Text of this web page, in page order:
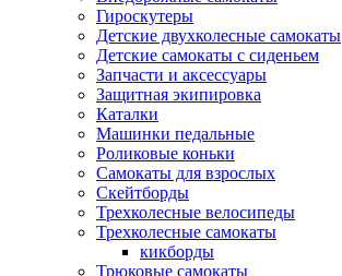
Гироскутеры
Детские двухколесные самокаты
Детские самокаты с сиденьем
Запчасти и аксессуары
Защитная экипировка
Каталки
Машинки педальные
Роликовые коньки
Самокаты для взрослых
Скейтборды
Трехколесные велосипеды
Трехколесные самокаты
кикборды
Трюковые самокаты